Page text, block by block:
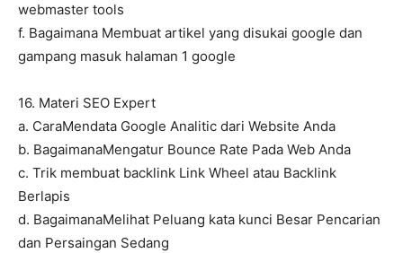
webmaster tools
f. Bagaimana Membuat artikel yang disukai google dan
gampang masuk halaman 1 google
16. Materi SEO Expert
a. CaraMendata Google Analitic dari Website Anda
b. BagaimanaMengatur Bounce Rate Pada Web Anda
c. Trik membuat backlink Link Wheel atau Backlink
Berlapis
d. BagaimanaMelihat Peluang kata kunci Besar Pencarian
dan Persaingan Sedang